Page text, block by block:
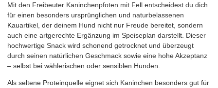
Mit den Freibeuter Kaninchenpfoten mit Fell entscheidest du dich
für einen besonders ursprünglichen und naturbelassenen
Kauartikel, der deinem Hund nicht nur Freude bereitet, sondern
auch eine artgerechte Ergänzung im Speiseplan darstellt. Dieser
hochwertige Snack wird schonend getrocknet und überzeugt
durch seinen natürlichen Geschmack sowie eine hohe Akzeptanz
– selbst bei wählerischen oder sensiblen Hunden.
Als seltene Proteinquelle eignet sich Kaninchen besonders gut für